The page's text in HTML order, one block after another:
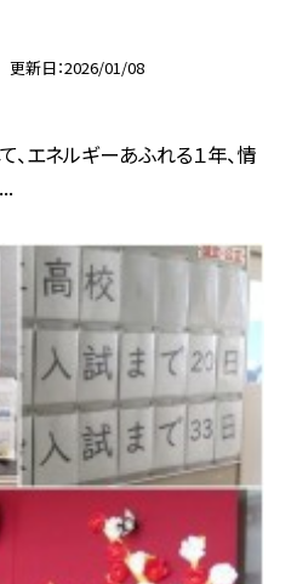
更新日 2026/01/08
エネルギーあふれる１年、情